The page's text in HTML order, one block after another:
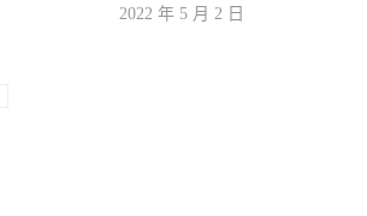
2022 年 5 月 2 日